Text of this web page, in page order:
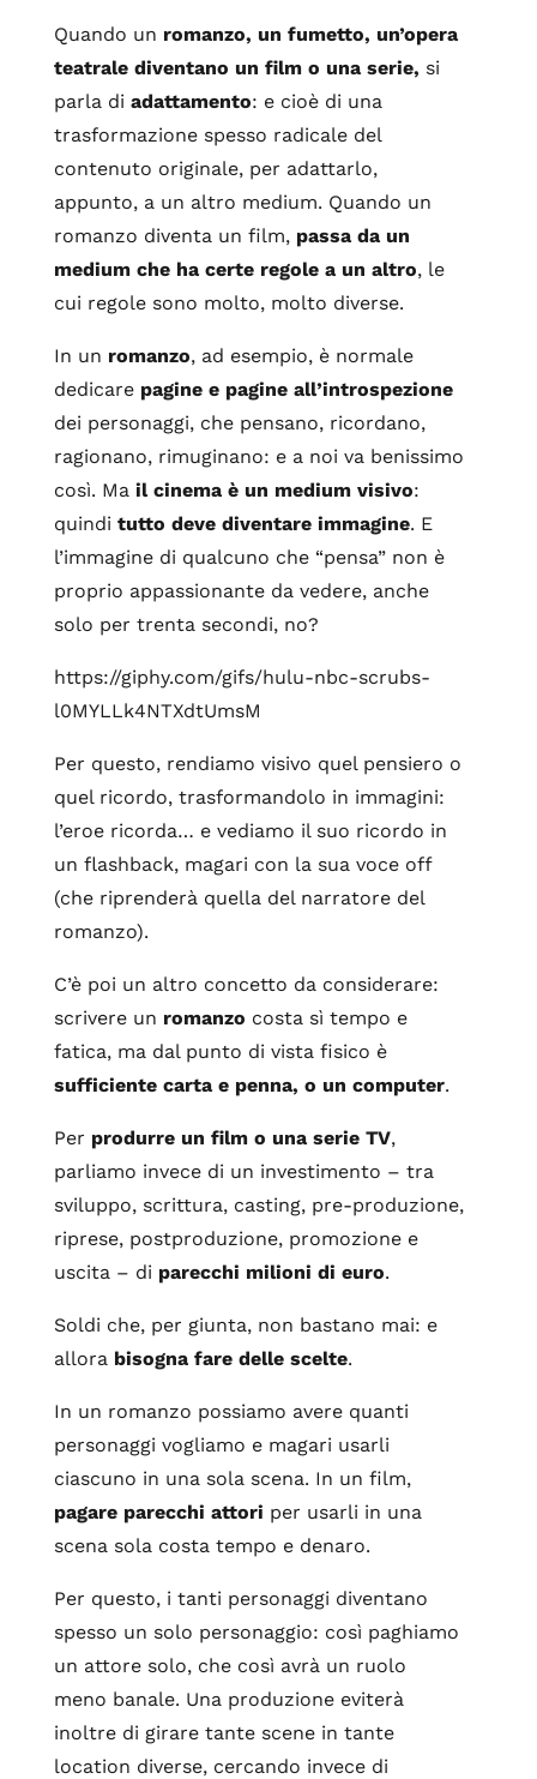
Quando un romanzo, un fumetto, un’opera
teatrale diventano un film o una serie, si
parla di adattamento: e cioè di una
trasformazione spesso radicale del
contenuto originale, per adattarlo,
appunto, a un altro medium. Quando un
romanzo diventa un film, passa da un
medium che ha certe regole a un altro, le
cui regole sono molto, molto diverse.
In un romanzo, ad esempio, è normale
dedicare pagine e pagine all’introspezione
dei personaggi, che pensano, ricordano,
ragionano, rimuginano: e a noi va benissimo
così. Ma il cinema è un medium visivo:
quindi tutto deve diventare immagine. E
l’immagine di qualcuno che “pensa” non è
proprio appassionante da vedere, anche
solo per trenta secondi, no?
https://giphy.com/gifs/hulu-nbc-scrubs-
l0MYLLk4NTXdtUmsM
Per questo, rendiamo visivo quel pensiero o
quel ricordo, trasformandolo in immagini:
l’eroe ricorda… e vediamo il suo ricordo in
un flashback, magari con la sua voce off
(che riprenderà quella del narratore del
romanzo).
C’è poi un altro concetto da considerare:
scrivere un romanzo costa sì tempo e
fatica, ma dal punto di vista fisico è
sufficiente carta e penna, o un computer.
Per produrre un film o una serie TV,
parliamo invece di un investimento – tra
sviluppo, scrittura, casting, pre-produzione,
riprese, postproduzione, promozione e
uscita – di parecchi milioni di euro.
Soldi che, per giunta, non bastano mai: e
allora bisogna fare delle scelte.
In un romanzo possiamo avere quanti
personaggi vogliamo e magari usarli
ciascuno in una sola scena. In un film,
pagare parecchi attori per usarli in una
scena sola costa tempo e denaro.
Per questo, i tanti personaggi diventano
spesso un solo personaggio: così paghiamo
un attore solo, che così avrà un ruolo
meno banale. Una produzione eviterà
inoltre di girare tante scene in tante
location diverse, cercando invece di